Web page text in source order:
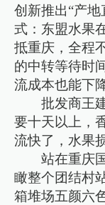
创新推出“产
式：东盟水果
抵重庆，全程
的中转等待时
流成本也能下
批发商王
要十天以上，
流快了，水果
站在重庆
瞰整个团结村
箱堆场五颜六